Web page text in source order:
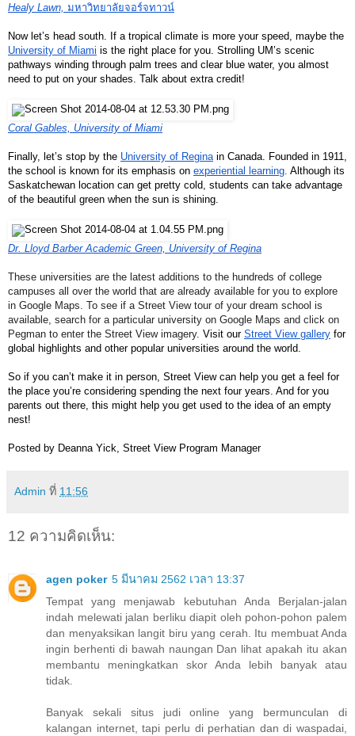
Healy Lawn, มหาวิทยาลัยจอร์จทาวน์
University of Miami is the right place for you. Strolling UM’s scenic
pathways winding through palm trees and clear blue water, you almost
need to put on your shades. Talk about extra credit!
Coral Gables, University of Miami
Finally, let’s stop by the University of Regina in Canada. Founded in 1911,
the school is known for its emphasis on experiential learning Although its
Saskatchewan location can get pretty cold, students can take advantage
of the beautiful green when the sun is shining.
Dr. Lloyd Barber Academic Green, University of Regina
These universities are the latest additions to the hundreds of college
campuses all over the world that are already available for you to explore
in Google Maps. To see if a Street View tour of your dream school is
available, search for a particular university on Google Maps and click on
Pegman to enter the Street View imagery. Visit our Street View gallery for
global highlights and other popular universities around the world.
So if you can’t make it in person, Street View can help you get a feel for
the place you’re considering spending the next four years. And for you
parents out there, this might help you get used to the idea of an empty
nest!
Posted by Deanna Yick, Street View Program Manager
Admin ที่ 11:56
12 ความคิดเห็น:
agen poker 5 มีนาคม 2562 เวลา 13:37
Tempat yang menjawab kebutuhan Anda Berjalan-jalan
indah melewati jalan berliku diapit oleh pohon-pohon palem
dan menyaksikan langit biru yang cerah. Itu membuat Anda
ingin berhenti di bawah naungan Dan lihat apakah itu akan
membantu meningkatkan skor Anda lebih banyak atau
tidak.
Banyak sekali situs judi online yang bermunculan di
kalangan internet, tapi perlu di perhatian dan di waspadai,